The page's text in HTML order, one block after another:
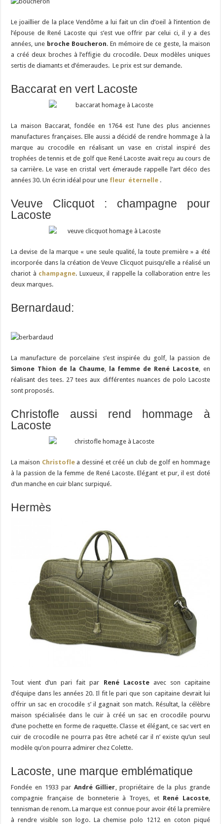
Le joaillier de la place Vendôme a lui fait un clin d’oeil à l’intention de
l’épouse de René Lacoste qui s’est vue offrir par celui ci, il y a des
années, une broche Boucheron. En mémoire de ce geste, la maison
a créé deux broches à l’effigie du crocodile. Deux modèles uniques
sertis de diamants et d’émeraudes. Le prix est sur demande.
Baccarat en vert Lacoste
La maison Baccarat, fondée en 1764 est l’une des plus anciennes
manufactures françaises. Elle aussi a décidé de rendre hommage à la
marque au crocodile en réalisant un vase en cristal inspiré des
trophées de tennis et de golf que René Lacoste avait reçu au cours de
sa carrière. Le vase en cristal vert émeraude rappelle l’art déco des
années 30. Un écrin idéal pour une fleur éternelle .
Veuve Clicquot : champagne pour
Lacoste
La devise de la marque « une seule qualité, la toute première » a été
incorporée dans la création de Veuve Clicquot puisqu’elle a réalisé un
chariot à champagne. Luxueux, il rappelle la collaboration entre les
deux marques.
Bernardaud:
La manufacture de porcelaine s’est inspirée du golf, la passion de
Simone Thion de la Chaume, la femme de René Lacoste, en
réalisant des tees. 27 tees aux différentes nuances de polo Lacoste
sont proposés.
Christofle aussi rend hommage à
Lacoste
La maison Christoflea dessiné et créé un club de golf en hommage
à la passion de la femme de René Lacoste. Elégant et pur, il est doté
d’un manche en cuir blanc surpiqué.
Hermès
Tout vient d’un pari fait par René Lacosteavec son capitaine
d’équipe dans les années 20. Il fit le pari que son capitaine devrait lui
offrir un sac en crocodile s’ il gagnait son match. Résultat, la célèbre
maison spécialisée dans le cuir à créé un sac en crocodile pourvu
d’une pochette en forme de raquette. Classe et élégant, ce sac vert en
cuir de crocodile ne pourra pas être acheté car il n’ existe qu’un seul
modèle qu’on pourra admirer chez Colette.
Lacoste, une marque emblématique
Fondée en 1933 par André Gillier, propriétaire de la plus grande
compagnie française de bonneterie à Troyes, et René Lacoste,
tennisman de renom. La marque est connue pour avoir été la première
à rendre visible son logo. La chemise polo 1212 en coton piqué